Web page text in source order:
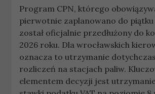
Program CPN, którego
pierwotnie zaplanowano do piątku
został oficjalnie przedłużony do
2026 roku. Dla wrocławskich
oznacza to utrzymanie
rozliczeń na stacjach paliw.
elementem decyzji jest